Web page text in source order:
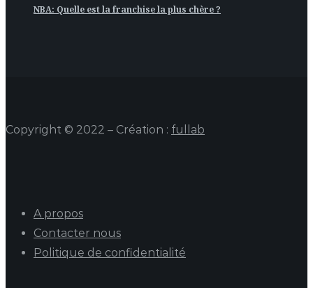
NBA: Quelle est la franchise la plus chère ?
Copyright © 2022 – Création : fullab
A propos
Contacter nous
Politique de confidentialité